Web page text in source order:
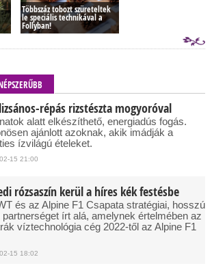
Többszáz tobozt szüreteltek
le speciális technikával a
Follyban!
répás rizstészta mogyoróval
alatt elkészíthető, energiadús fogás.
ajánlott azoknak, akik imádják a
ízvilágú ételeket.
15 21:00
rózsaszín kerül a híres kék festésbe
és az Alpine F1 Csapata stratégiai, hosszú
partnerséget írt alá, amelynek értelmében az
víztechnológia cég 2022-től az Alpine F1
15 18:02